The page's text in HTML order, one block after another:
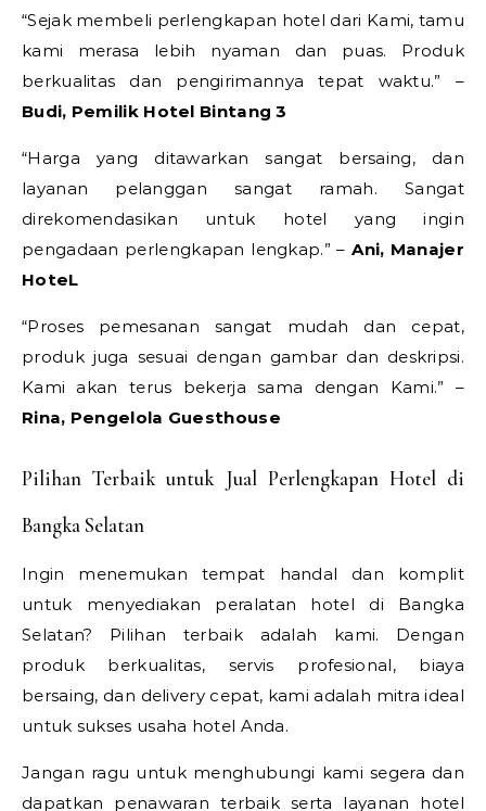
“Sejak membeli perlengkapan hotel dari Kami, tamu
kami merasa lebih nyaman dan puas. Produk
berkualitas dan pengirimannya tepat waktu.” –
Budi, Pemilik Hotel Bintang 3
“Harga yang ditawarkan sangat bersaing, dan
layanan pelanggan sangat ramah. Sangat
direkomendasikan untuk hotel yang ingin
pengadaan perlengkapan lengkap.” –Ani, Manajer
HoteL
“Proses pemesanan sangat mudah dan cepat,
produk juga sesuai dengan gambar dan deskripsi.
Kami akan terus bekerja sama dengan Kami.” –
Rina, Pengelola Guesthouse
Pilihan Terbaik untuk Jual Perlengkapan Hotel di
Bangka Selatan
Ingin menemukan tempat handal dan komplit
untuk menyediakan peralatan hotel di Bangka
Selatan? Pilihan terbaik adalah kami. Dengan
produk berkualitas, servis profesional, biaya
bersaing, dan delivery cepat, kami adalah mitra ideal
untuk sukses usaha hotel Anda.
Jangan ragu untuk menghubungi kami segera dan
dapatkan penawaran terbaik serta layanan hotel